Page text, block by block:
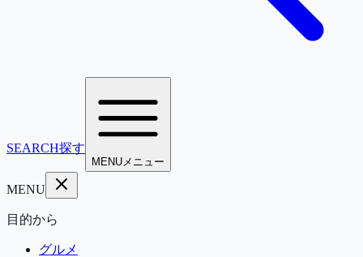
SEARCH探す
MENUメニュー
MENU
目的から
グルメ